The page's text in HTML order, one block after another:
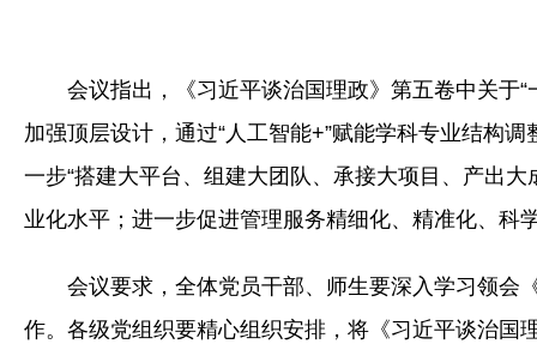
会议指出，《习近平谈治国理政》第五卷中关于
加强顶层设计，通过“人工智能+”赋能学科专业结构
一步“搭建大平台、组建大团队、承接大项目、产出
业化水平；进一步促进管理服务精细化、精准化、科
会议要求，全体党员干部、师生要深入学习领会
作。各级党组织要精心组织安排，将《习近平谈治国